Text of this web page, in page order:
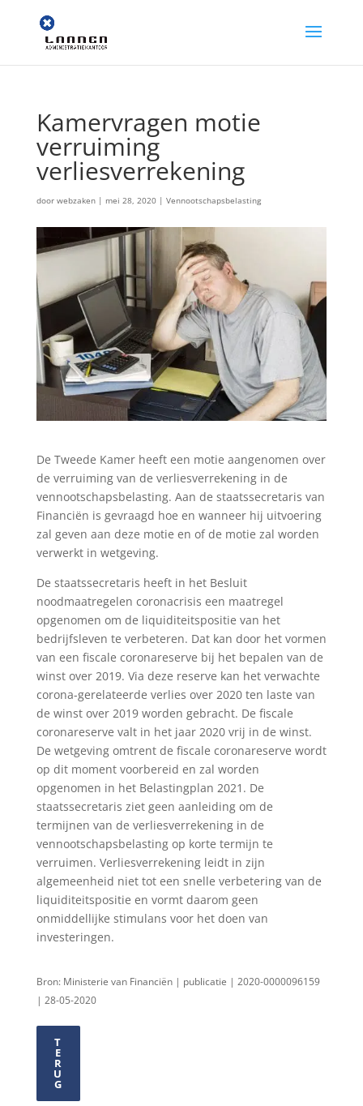
Kamervragen motie
verruiming
verliesverrekening
door webzaken| mei 28, 2020| Vennootschapsbelasting
De Tweede Kamer heeft een motie aangenomen over
de verruiming van de verliesverrekening in de
vennootschapsbelasting. Aan de staatssecretaris van
Financiën is gevraagd hoe en wanneer hij uitvoering
zal geven aan deze motie en of de motie zal worden
verwerkt in wetgeving.
De staatssecretaris heeft in het Besluit
noodmaatregelen coronacrisis een maatregel
opgenomen om de liquiditeitspositie van het
bedrijfsleven te verbeteren. Dat kan door het vormen
van een fiscale coronareserve bij het bepalen van de
winst over 2019. Via deze reserve kan het verwachte
corona-gerelateerde verlies over 2020 ten laste van
de winst over 2019 worden gebracht. De fiscale
coronareserve valt in het jaar 2020 vrij in de winst.
De wetgeving omtrent de fiscale coronareserve wordt
op dit moment voorbereid en zal worden
opgenomen in het Belastingplan 2021. De
staatssecretaris ziet geen aanleiding om de
termijnen van de verliesverrekening in de
vennootschapsbelasting op korte termijn te
verruimen. Verliesverrekening leidt in zijn
algemeenheid niet tot een snelle verbetering van de
liquiditeitspositie en vormt daarom geen
onmiddellijke stimulans voor het doen van
investeringen.
Bron: Ministerie van Financiën | publicatie | 2020-0000096159
| 28-05-2020
T
E
R
U
G